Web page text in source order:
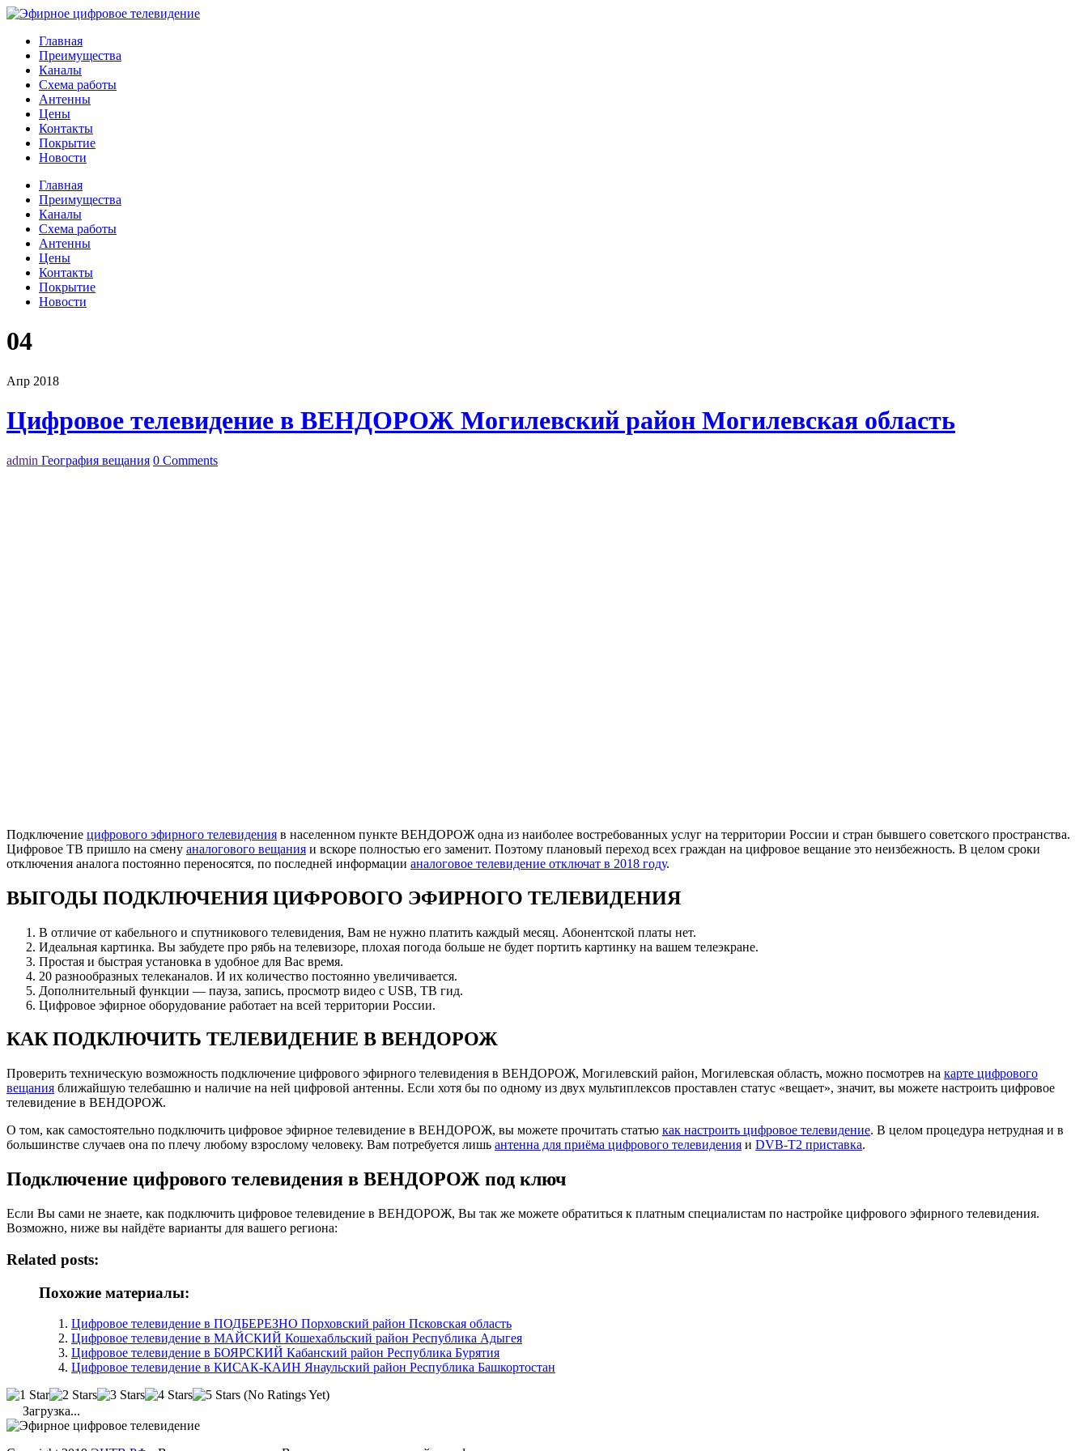
Главная
Преимущества
Каналы
Схема работы
Антенны
Цены
Контакты
Покрытие
Новости
Главная
Преимущества
Каналы
Схема работы
Антенны
Цены
Контакты
Покрытие
Новости
04
Апр 2018
Цифровое телевидение в ВЕНДОРОЖ Могилевский район Могилевская область
admin География вещания 0 Comments
Подключение цифрового эфирного телевидения в населенном пункте ВЕНДОРОЖ одна из наиболее востребованных услуг на территории России и стран бывшего советского пространства.
Цифровое ТВ пришло на смену аналогового вещания и вскоре полностью его заменит. Поэтому плановый переход всех граждан на цифровое вещание это неизбежность. В целом сроки
отключения аналога постоянно переносятся, по последней информации аналоговое телевидение отключат в 2018 году.
ВЫГОДЫ ПОДКЛЮЧЕНИЯ ЦИФРОВОГО ЭФИРНОГО ТЕЛЕВИДЕНИЯ
В отличие от кабельного и спутникового телевидения, Вам не нужно платить каждый месяц. Абонентской платы нет.
Идеальная картинка. Вы забудете про рябь на телевизоре, плохая погода больше не будет портить картинку на вашем телеэкране.
Простая и быстрая установка в удобное для Вас время.
20 разнообразных телеканалов. И их количество постоянно увеличивается.
Дополнительный функции — пауза, запись, просмотр видео с USB, ТВ гид.
Цифровое эфирное оборудование работает на всей территории России.
КАК ПОДКЛЮЧИТЬ ТЕЛЕВИДЕНИЕ В ВЕНДОРОЖ
Проверить техническую возможность подключение цифрового эфирного телевидения в ВЕНДОРОЖ, Могилевский район, Могилевская область, можно посмотрев на карте цифрового
вещания ближайшую телебашню и наличие на ней цифровой антенны. Если хотя бы по одному из двух мультиплексов проставлен статус «вещает», значит, вы можете настроить цифровое
телевидение в ВЕНДОРОЖ.
О том, как самостоятельно подключить цифровое эфирное телевидение в ВЕНДОРОЖ, вы можете прочитать статью как настроить цифровое телевидение. В целом процедура нетрудная и в
большинстве случаев она по плечу любому взрослому человеку. Вам потребуется лишь антенна для приёма цифрового телевидения и DVB-T2 приставка.
Подключение цифрового телевидения в ВЕНДОРОЖ под ключ
Если Вы сами не знаете, как подключить цифровое телевидение в ВЕНДОРОЖ, Вы так же можете обратиться к платным специалистам по настройке цифрового эфирного телевидения.
Возможно, ниже вы найдёте варианты для вашего региона:
Related posts:
Похожие материалы:
Цифровое телевидение в ПОДБЕРЕЗНО Порховский район Псковская область
Цифровое телевидение в МАЙСКИЙ Кошехабльский район Республика Адыгея
Цифровое телевидение в БОЯРСКИЙ Кабанский район Республика Бурятия
Цифровое телевидение в КИСАК-КАИН Янаульский район Республика Башкортостан
(No Ratings Yet)
Загрузка...